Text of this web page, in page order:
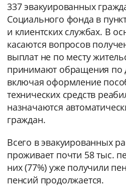
Включены
Воспроизвести
Вернуть
337 эвакуированных
Социального фонда в
и клиентских службах. В
касаются вопросов
выплат не по месту
принимают обращения по
включая оформление
технических средств
назначаются
граждан.
Всего в эвакуированных
проживает почти 58 тыс.
них (77%) уже получили
пенсий продолжается.